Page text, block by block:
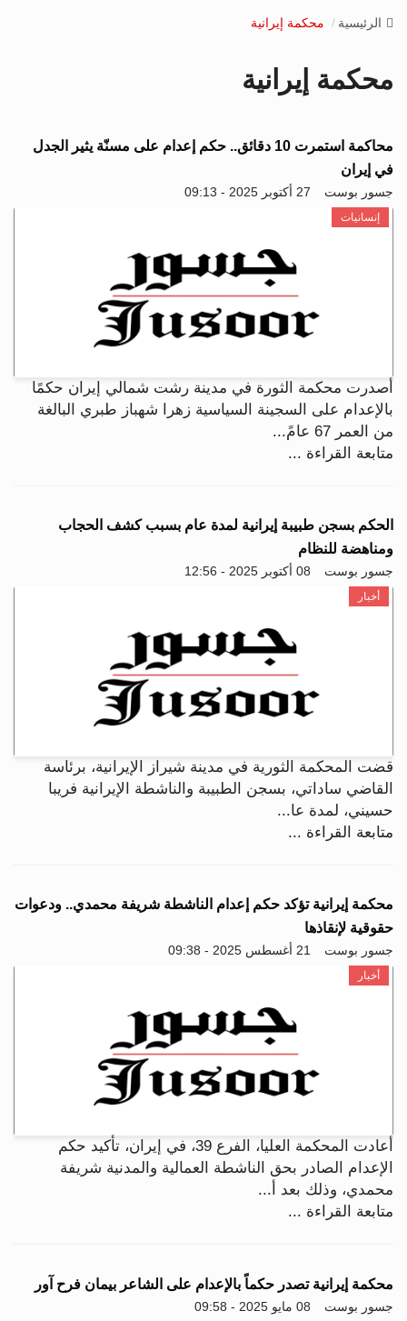
a
o
n
الرئيسية محكمة إيرانية
محكمة إيرانية
محاكمة استمرت 10 دقائق.. حكم إعدام على مسنّة يثير الجدل
في إيران
جسور بوست 27 أكتوبر 2025 - 09:13
إنسانيات
أصدرت محكمة الثورة في مدينة رشت شمالي إيران حكمًا
بالإعدام على السجينة السياسية زهرا شهباز طبري البالغة
من العمر 67 عامً...
متابعة القراءة ...
الحكم بسجن طبيبة إيرانية لمدة عام بسبب كشف الحجاب
ومناهضة للنظام
جسور بوست 08 أكتوبر 2025 - 12:56
أخبار
قضت المحكمة الثورية في مدينة شيراز الإيرانية، برئاسة
القاضي ساداتي، بسجن الطبيبة والناشطة الإيرانية فريبا
حسيني، لمدة عا...
متابعة القراءة ...
محكمة إيرانية تؤكد حكم إعدام الناشطة شريفة محمدي.. ودعوات
حقوقية لإنقاذها
جسور بوست 21 أغسطس 2025 - 09:38
أخبار
أعادت المحكمة العليا، الفرع 39، في إيران، تأكيد حكم
الإعدام الصادر بحق الناشطة العمالية والمدنية شريفة
محمدي، وذلك بعد أ...
متابعة القراءة ...
محكمة إيرانية تصدر حكماً بالإعدام على الشاعر بيمان فرح‌ آور
جسور بوست 08 مايو 2025 - 09:58